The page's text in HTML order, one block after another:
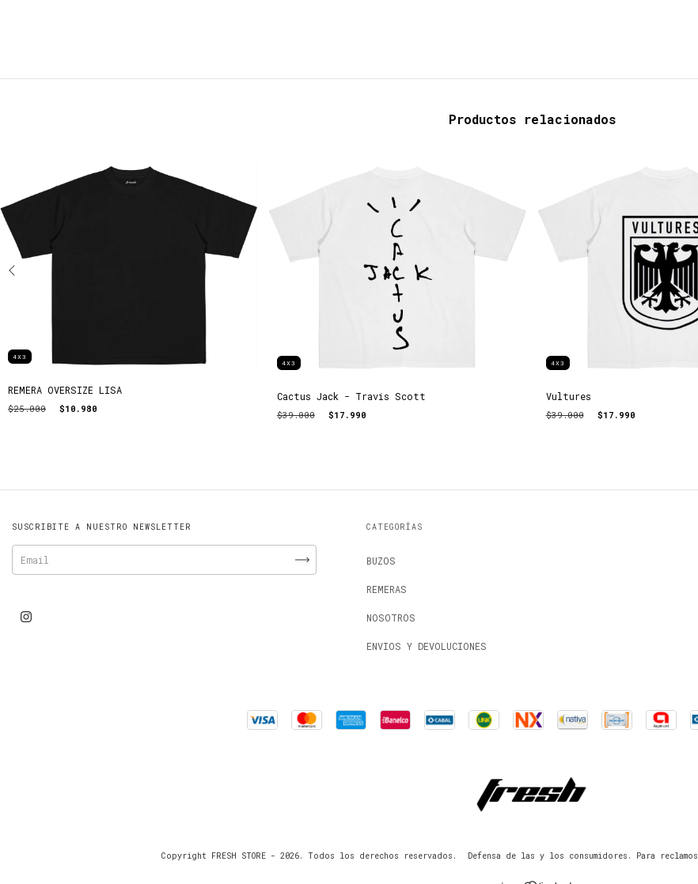
Productos relacionados
4X3
REMERA OVERSIZE LISA
$25.000 $10.980
4X3
Cactus Jack - Travis Scott
$39.000 $17.990
4X3
Vultures
$39.000 $17.990
SUSCRIBITE A NUESTRO NEWSLETTER CATEGORÍAS
BUZOS
REMERAS
NOSOTROS
ENVIOS Y DEVOLUCIONES
Copyright FRESH STORE - 2026. Todos los derechos reservados. Defensa de las y los consumidores. Para reclamos